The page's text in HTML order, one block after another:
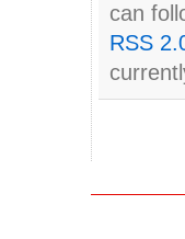
can
RSS